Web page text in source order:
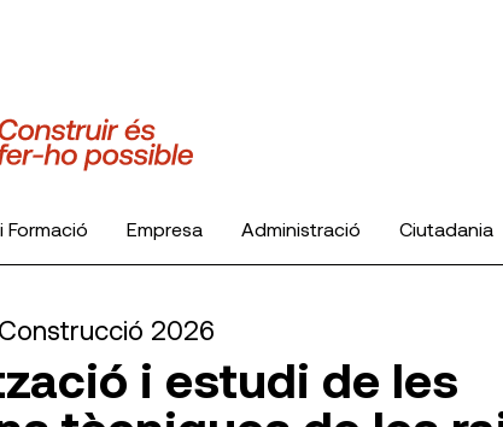
Formació Empresa Administració Ciutadania
2026
i estudi de les